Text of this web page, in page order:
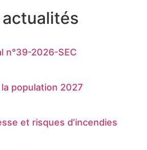
n°39-2026-SEC
population 2027
et risques d’incendies